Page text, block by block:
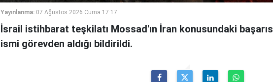
Yayınlanma: 07 Ağustos 2026 Cuma 17:17
İsrail istihbarat teşkilatı Mossad'ın İran konusundaki
ismi görevden aldığı bildirildi.